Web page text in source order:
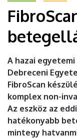
A hazai
Debreceni
FibroScan
komplex non-
Az eszköz az
hatékonyabb
mintegy